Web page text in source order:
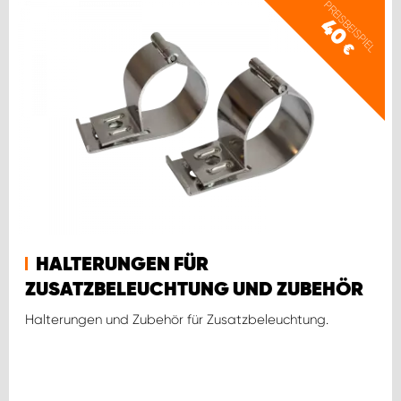
PREISBEISPIEL
40
€
HALTERUNGEN FÜR
ZUSATZBELEUCHTUNG UND ZUBEHÖR
Halterungen und Zubehör für Zusatzbeleuchtung.